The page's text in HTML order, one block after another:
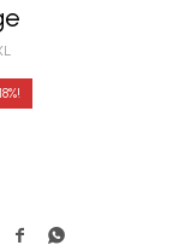
18
 